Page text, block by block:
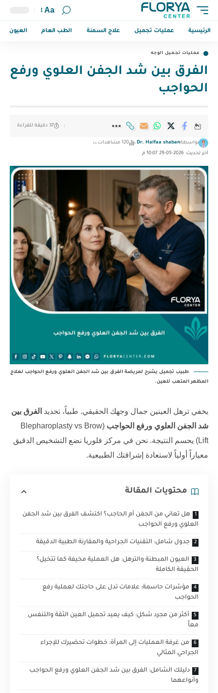
Aa
الرئيسية عمليات تجميل علاج السمنة الطب العام العيون
عمليات تجميل الوجه
الفرق بين شد الجفن العلوي ورفع
الحواجب
آخر تحديث: 2026-05-29 10:07 م
بواسطةDr. Haifaa shaban 120 مشاهدات
37 دقيقة للقراءة
طبيب تجميل يشرح لمريضة الفرق بين شد الجفن العلوي ورفع الحواجب لعلاج
المظهر المتعب للعين.
يخفي ترهل العينين جمال وجهك الحقيقي. طبياً، تحديد الفرق بين
شد الجفن العلوي ورفع الحواجب (Blepharoplasty vs Brow
Lift) يحسم النتيجة. نحن في مركز فلوريا نضع التشخيص الدقيق
معياراً أولياً لاستعادة إشراقتك الطبيعية.
محتويات المقالة
هل تعاني من الجفن أم الحاجب؟ اكتشف الفرق بين شد الجفن
العلوي ورفع الحواجب
جدول شامل: التقنيات الجراحية والمقارنة الطبية الدقيقة
العيون المبطنة والترهل: هل العملية مخيفة كما تتخيل؟
الحقيقة الكاملة
مؤشرات حاسمة: علامات تدل على حاجتك لعملية رفع
الحواجب
أكثر من مجرد شكل: كيف يعيد تجميل العين الثقة والتنفس
معاً
من غرفة العمليات إلى المرآة: خطوات تحضيرك للإجراء
الجراحي المثالي
دليلك الشامل: الفرق بين شد الجفن العلوي ورفع الحواجب
وأنواعهما